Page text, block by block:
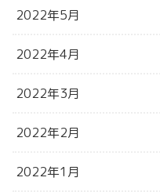
2022年5月
2022年4月
2022年3月
2022年2月
2022年1月